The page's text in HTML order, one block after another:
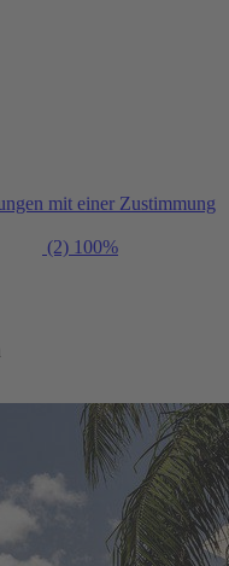
mit einer Zustimmung
(2) 100%